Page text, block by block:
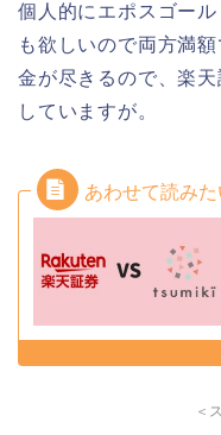
個人的にエポスゴー
も欲しいので両方満
金が尽きるので、楽
していますが。
＜